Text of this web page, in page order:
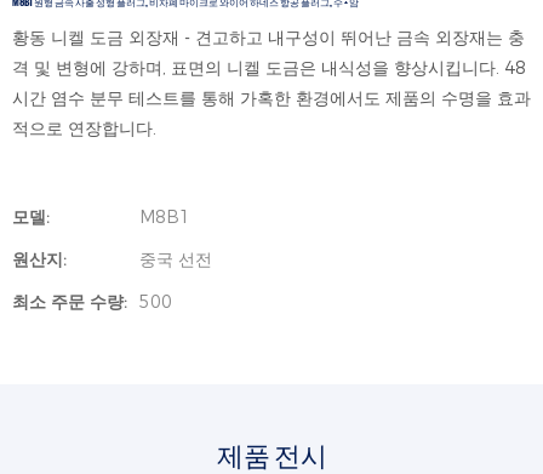
황동 니켈 도금 외장재 - 견고하고 내구성이 뛰어난 금속 외장재는 충
격 및 변형에 강하며, 표면의 니켈 도금은 내식성을 향상시킵니다. 48
시간 염수 분무 테스트를 통해 가혹한 환경에서도 제품의 수명을 효과
적으로 연장합니다.
모델:
M8B1
원산지:
중국 선전
최소 주문 수량: 500
제품 전시